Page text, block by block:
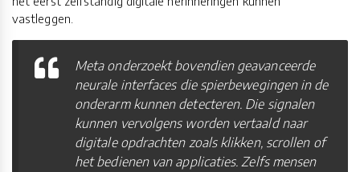
vastleggen.
Meta onderzoekt bovendien geavanceerde
neurale interfaces die spierbewegingen in de
onderarm kunnen detecteren. Die signalen
kunnen vervolgens worden vertaald naar
digitale opdrachten zoals klikken, scrollen of
het bedienen van applicaties. Zelfs mensen